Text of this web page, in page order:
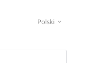
Polski 